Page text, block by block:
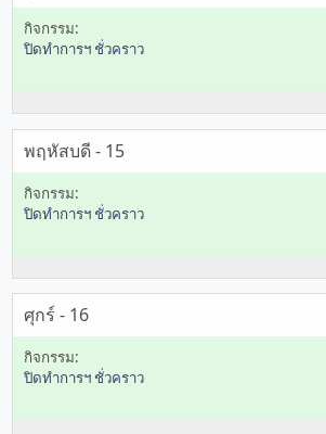
ปิดทำการฯ ชั่วคราว
พฤหัสบดี - 15
ปิดทำการฯ ชั่วคราว
ศุกร์ - 16
ปิดทำการฯ ชั่วคราว